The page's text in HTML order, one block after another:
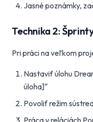
Jasné poznámky,
Technika 2:
Pri práci na veľkom
Nastaviť úlohu
úloha]“
Povoliť režim
Práca v reláciách